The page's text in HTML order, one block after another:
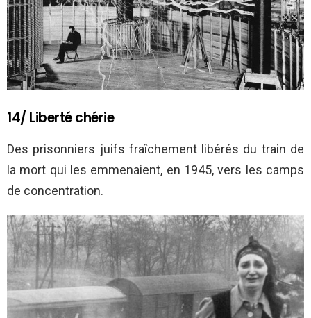
14/ Liberté chérie
Des prisonniers juifs fraîchement libérés du train de
la mort qui les emmenaient, en 1945, vers les camps
de concentration.